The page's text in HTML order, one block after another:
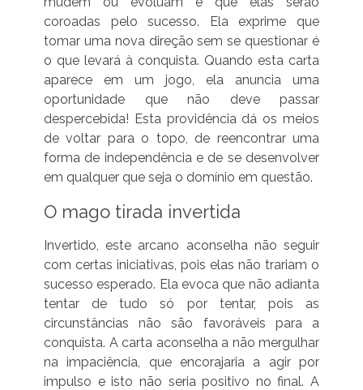
coroadas pelo sucesso. Ela exprime que
tomar uma nova direção sem se questionar é
o que levará à conquista. Quando esta carta
aparece em um jogo, ela anuncia uma
oportunidade que não deve passar
despercebida! Esta providência dá os meios
de voltar para o topo, de reencontrar uma
forma de independência e de se desenvolver
em qualquer que seja o domínio em questão.
O mago tirada invertida
Invertido, este arcano aconselha não seguir
com certas iniciativas, pois elas não trariam o
sucesso esperado. Ela evoca que não adianta
tentar de tudo só por tentar, pois as
circunstâncias não são favoráveis para a
conquista. A carta aconselha a não mergulhar
na impaciência, que encorajaria a agir por
impulso e isto não seria positivo no final. A